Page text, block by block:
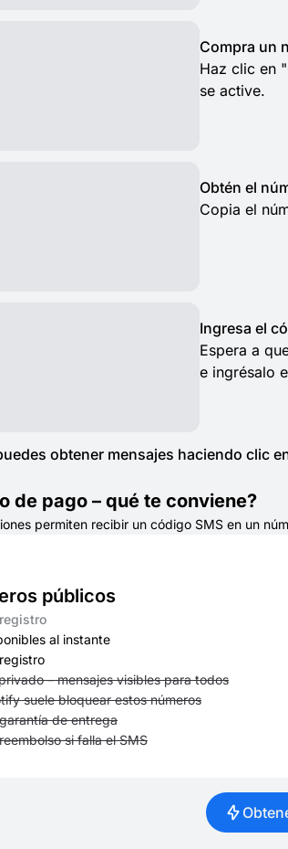
Compra un
Haz clic en
se active.
Obtén el
Copia el
Ingresa el
Espera a
e ingrésalo
obtener mensajes haciendo clic
de pago – qué te conviene?
permiten recibir un código SMS en un
públicos
al instante
– mensajes visibles para todos
suele bloquear estos números
de entrega
si falla el SMS